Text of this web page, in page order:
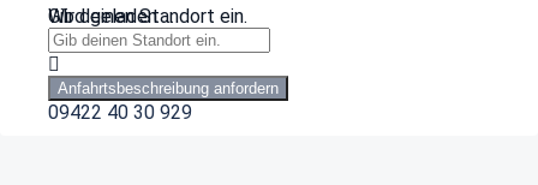
Wird geladen …
Gib deinen Standort ein.
Anfahrtsbeschreibung anfordern
09422 40 30 929